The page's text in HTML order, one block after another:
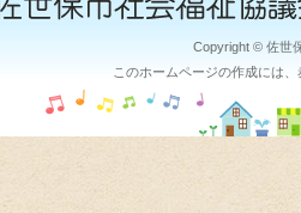
Copyright © 佐世
このホームページの作成には